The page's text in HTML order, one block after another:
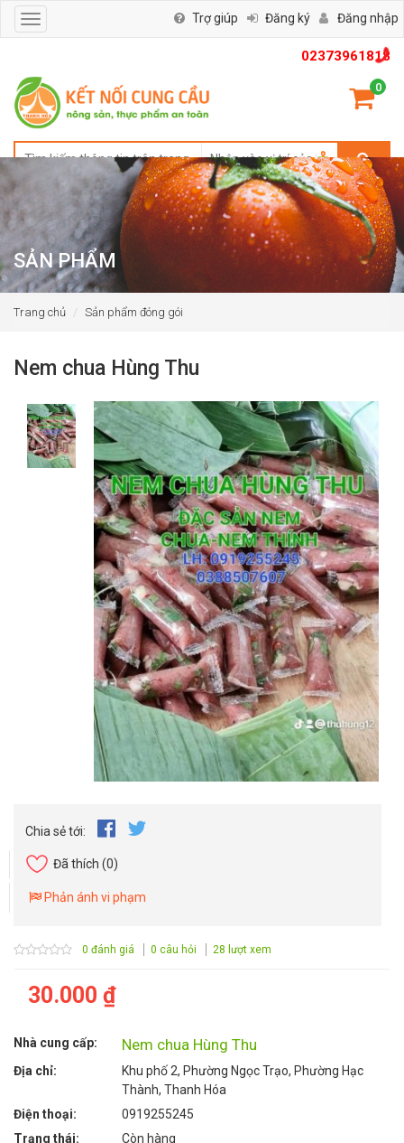
02373961818
0
Toggle
navigation
Trợ giúp Đăng ký Đăng nhập
SẢN PHẨM
Trang chủ Sản phẩm đóng gói
Nem chua Hùng Thu
Chia sẻ tới:
Đã thích (0)
Phản ánh vi phạm
0 đánh giá 0 câu hỏi 28 lượt xem
30.000 ₫
Nhà cung cấp: Nem chua Hùng Thu
Địa chỉ:
Khu phố 2, Phường Ngọc Trạo, Phường Hạc
Thành, Thanh Hóa
Điện thoại:
0919255245
Trạng thái:
Còn hàng